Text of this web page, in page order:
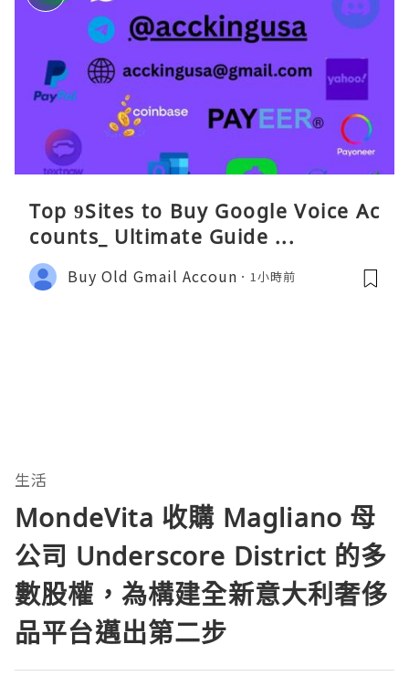
Top 9Sites to Buy Google Voice Ac
counts_ Ultimate Guide ...
Buy Old Gmail Accoun 1小時前
生活
MondeVita 收購 Magliano 母
公司 Underscore District 的多
數股權，為構建全新意大利奢侈
品平台邁出第二步